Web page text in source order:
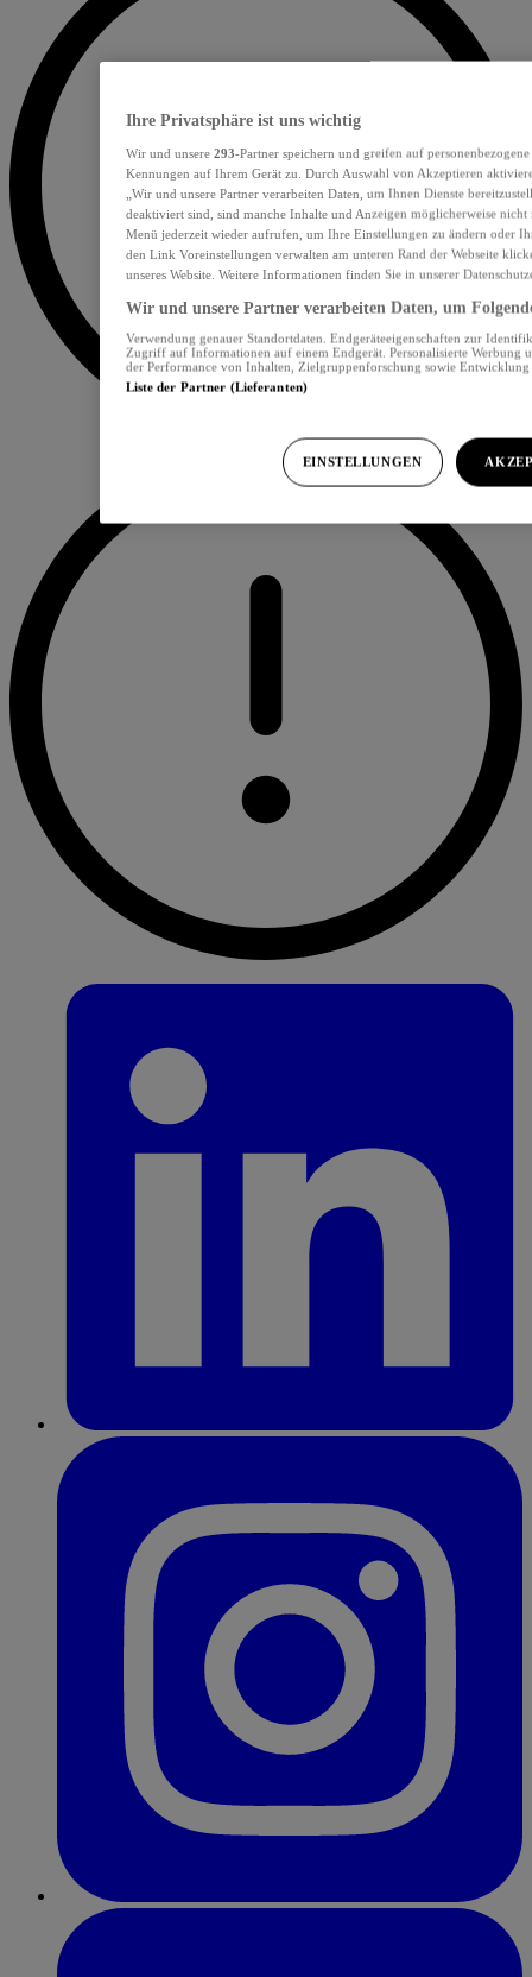
Ihre Privatsphäre ist uns wichtig
Wir und unsere 293-Partner speichern und greifen auf
Kennungen auf Ihrem Gerät zu. Durch Auswahl von Akzeptieren
„Wir und unsere Partner verarbeiten Daten, um Ihnen Dienste
deaktiviert sind, sind manche Inhalte und Anzeigen möglicherweise nicht
Menü jederzeit wieder aufrufen, um Ihre Einstellungen zu ändern oder
den Link Voreinstellungen verwalten am unteren Rand der Webseite
unseres Website. Weitere Informationen finden Sie in unserer
Wir und unsere Partner verarbeiten Daten, um
Verwendung genauer Standortdaten. Endgeräteeigenschaften zur
Zugriff auf Informationen auf einem Endgerät. Personalisierte Werbung
der Performance von Inhalten, Zielgruppenforschung sowie
Liste der Partner (Lieferanten)
EINSTELLUNGEN